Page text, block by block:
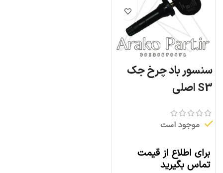
سنسور باد چرخ جک
S3 اصلی
موجود است
برای اطلاع از قیمت
تماس بگیرید